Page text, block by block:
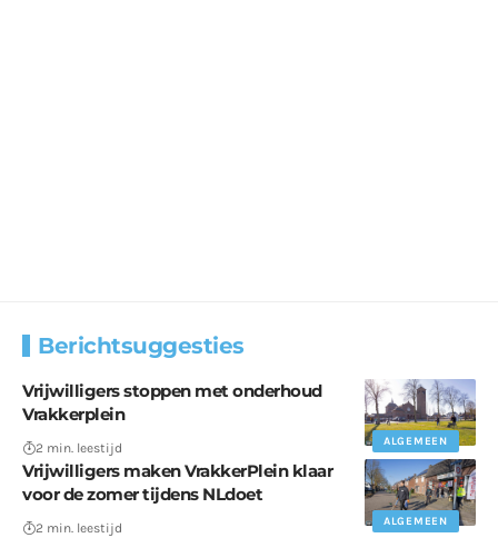
Berichtsuggesties
ALGEMEEN
Vrijwilligers stoppen met onderhoud
Vrakkerplein
2 min. leestijd
ALGEMEEN
Vrijwilligers maken VrakkerPlein klaar
voor de zomer tijdens NLdoet
2 min. leestijd